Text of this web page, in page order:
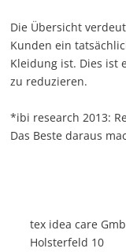
Die Übersicht
Kunden ein
Kleidung ist. Dies ist
zu reduzieren.
*ibi research 2013:
Das Beste daraus
tex idea care
Holsterfeld 10